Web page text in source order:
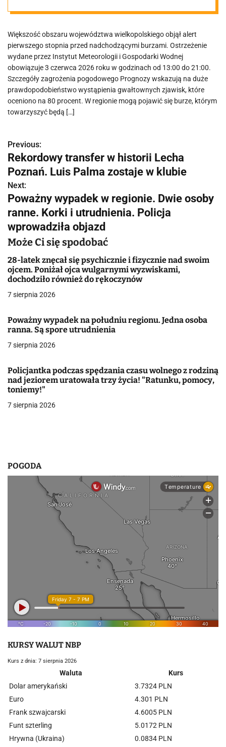
Większość obszaru województwa wielkopolskiego objął alert
pierwszego stopnia przed nadchodzącymi burzami. Ostrzeżenie
wydane przez Instytut Meteorologii i Gospodarki Wodnej
obowiązuje 3 czerwca 2026 roku w godzinach od 13:00 do 21:00.
Szczegóły zagrożenia pogodowego Prognozy wskazują na duże
prawdopodobieństwo wystąpienia gwałtownych zjawisk, które
oceniono na 80 procent. W regionie mogą pojawić się burze, którym
towarzyszyć będą […]
N
a
w
i
g
a
c
j
a
w
p
s
u
Previous:
Rekordowy transfer w historii Lecha
Poznań. Luis Palma zostaje w klubie
Next:
Poważny wypadek w regionie. Dwie osoby
ranne. Korki i utrudnienia. Policja
wprowadziła objazd
Może Ci się spodobać
28-latek znęcał się psychicznie i fizycznie nad swoim
ojcem. Poniżał ojca wulgarnymi wyzwiskami,
dochodziło również do rękoczynów
7 sierpnia 2026
Poważny wypadek na południu regionu. Jedna osoba
ranna. Są spore utrudnienia
7 sierpnia 2026
Policjantka podczas spędzania czasu wolnego z rodziną
nad jeziorem uratowała trzy życia! "Ratunku, pomocy,
toniemy!"
7 sierpnia 2026
POGODA
KURSY WALUT NBP
Kurs z dnia: 7 sierpnia 2026
Waluta
Kurs
Dolar amerykański
3.7324 PLN
Euro
4.301 PLN
Frank szwajcarski
4.6005 PLN
Funt szterling
5.0172 PLN
Hrywna (Ukraina)
0.0834 PLN